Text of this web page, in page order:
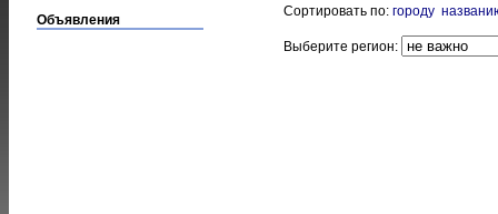
Объявления
Сортировать по: городу
Выберите регион: